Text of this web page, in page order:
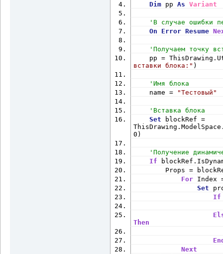
Dim pp As Variant
'В случае ошибки
On
Error Resume
'Получаем точку
pp =
вставки блока:" )
'Имя блока
name =
"Тестовый"
'Вставка блока
Set blockRef =
0)
'Получение
If
Props =
For Index
Set
If
Then
Next